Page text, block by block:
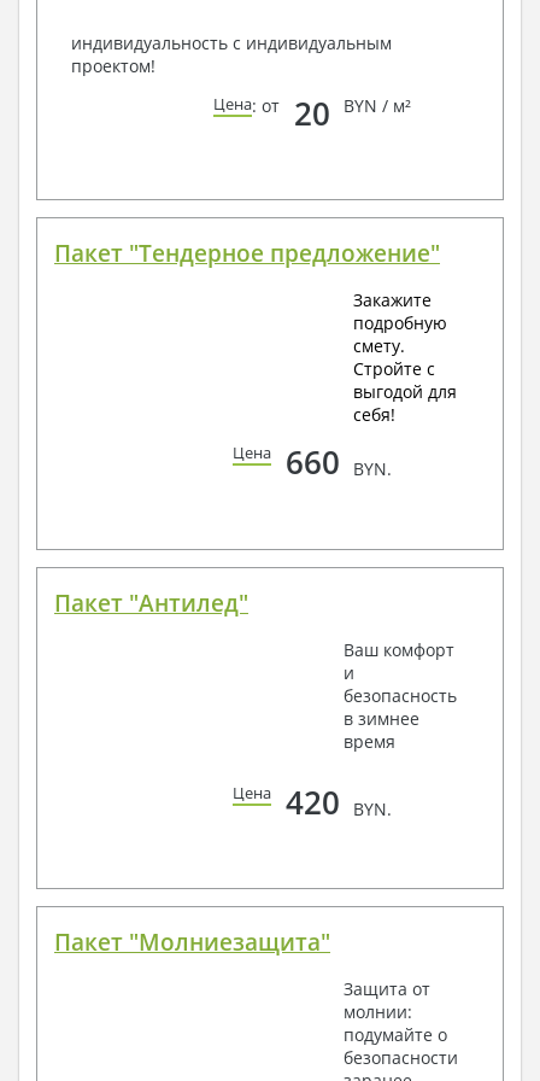
индивидуальность с индивидуальным
проектом!
Цена: от 20 BYN / м²
Пакет "Тендерное предложение"
Закажите
подробную
смету.
Стройте с
выгодой для
себя!
Цена 660 BYN.
Пакет "Антилед"
Ваш комфорт
и
безопасность
в зимнее
время
Цена 420 BYN.
Пакет "Молниезащита"
Защита от
молнии:
подумайте о
безопасности